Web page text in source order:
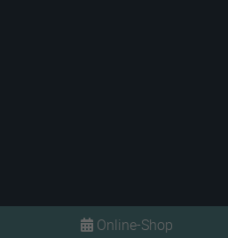
Online-Shop